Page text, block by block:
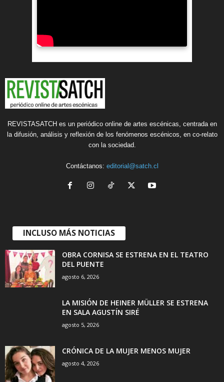
REVISTASATCH es un periódico online de artes escénicas, centrada en
la difusión, análisis y reflexión de los fenómenos escénicos, en co-relato
con la sociedad.
Contáctanos: editorial@satch.cl
INCLUSO MÁS NOTICIAS
OBRA CORNISA SE ESTRENA EN EL TEATRO
DEL PUENTE
agosto 6, 2026
LA MISIÓN DE HEINER MÜLLER SE ESTRENA
EN SALA AGUSTÍN SIRÉ
agosto 5, 2026
CRÓNICA DE LA MUJER MENOS MUJER
agosto 4, 2026